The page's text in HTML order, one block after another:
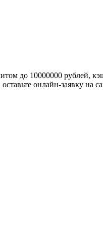
до 10000000 рублей,
онлайн-заявку на